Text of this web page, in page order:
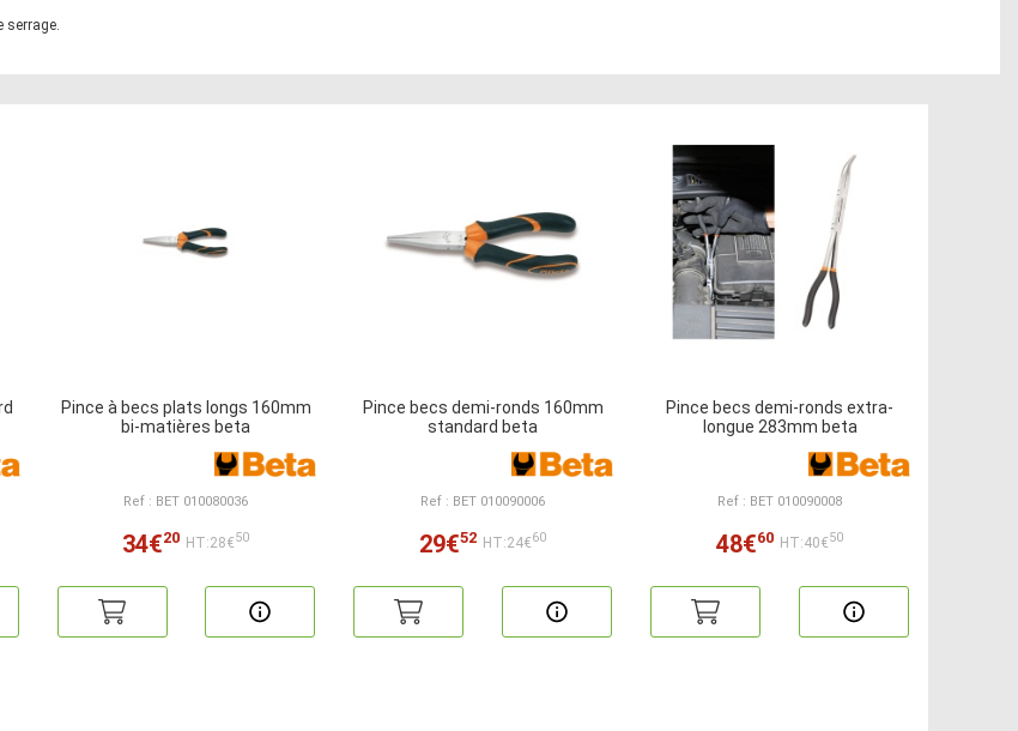
serrage.
Pince à becs plats longs 160mm
bi-matières beta
Ref : BET 010080036
34€20 HT:28€50
Pince becs demi-ronds 160mm
standard beta
Ref : BET 010090006
29€52 HT:24€60
Pince becs demi-ronds extra-
longue 283mm beta
Ref : BET 010090008
48€60 HT:40€50